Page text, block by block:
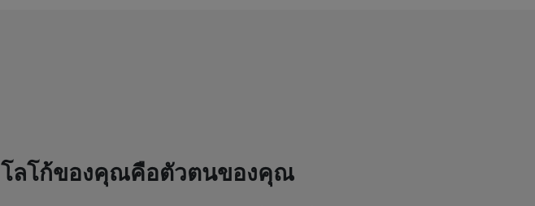
โลโก้ของคุณคือตัวตนของคุณ